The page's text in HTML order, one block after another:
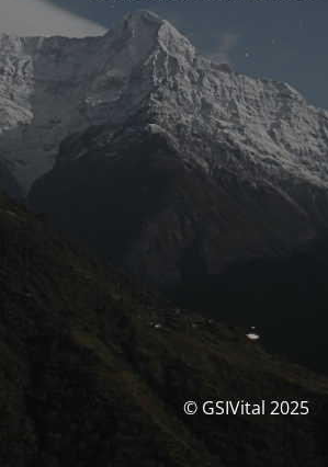
© GSIVital 2025